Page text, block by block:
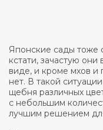
Японские сады тоже
кстати, зачастую
виде, и кроме мхов и
нет. В такой
щебня различных
с небольшим
лучшим решением